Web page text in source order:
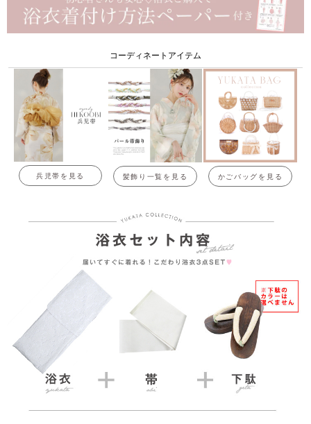
コーディネートアイテム
兵児帯を見る 髪飾り一覧を見る かごバッグを見る